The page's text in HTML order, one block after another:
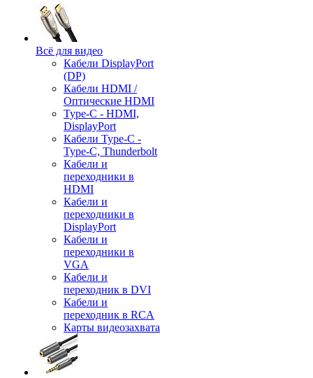
Всё для видео
Кабели DisplayPort
(DP)
Кабели HDMI /
Оптические HDMI
Type-C - HDMI,
DisplayPort
Кабели Type-C -
Type-C, Thunderbolt
Кабели и
переходники в
HDMI
Кабели и
переходники в
DisplayPort
Кабели и
переходники в
VGA
Кабели и
переходник в DVI
Кабели и
переходник в RCA
Карты видеозахвата